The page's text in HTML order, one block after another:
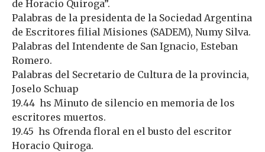
de Horacio Quiroga”.
Palabras de la presidenta de la Sociedad Argentina
de Escritores filial Misiones (SADEM), Numy Silva.
Palabras del Intendente de San Ignacio, Esteban
Romero.
Palabras del Secretario de Cultura de la provincia,
Joselo Schuap
19.44 hs Minuto de silencio en memoria de los
escritores muertos.
19.45 hs Ofrenda floral en el busto del escritor
Horacio Quiroga.